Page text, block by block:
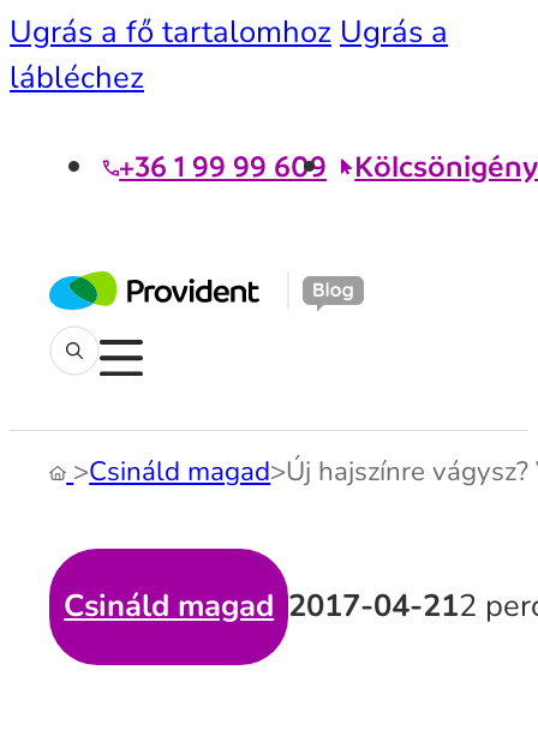
Ugrás a fő tartalomhoz Ugrás a
lábléchez
+36 1 99 99 609
>Csináld magad>Új hajszínre
Csináld magad 2017-04-212